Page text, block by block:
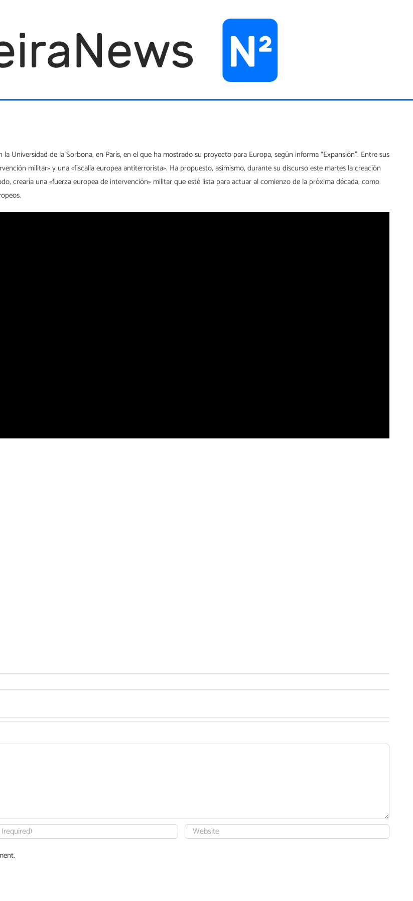
Universidad de la Sorbona, en París, en el que ha mostrado su proyecto para Europa, según informa “Expansión”. Entre sus
militar» y una «fiscalía europea antiterrorista». Ha propuesto, asimismo, durante su discurso este martes la creación
crearía una «fuerza europea de intervención» militar que esté lista para actuar al comienzo de la próxima década, como